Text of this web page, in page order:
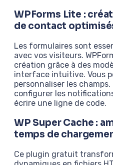
WPForms Lite :
de contact
Les formulaires sont
avec vos visiteurs.
création grâce à des
interface intuitive. Vous
personnaliser les
configurer les
écrire une ligne de code.
WP Super Cache :
temps de
Ce plugin gratuit